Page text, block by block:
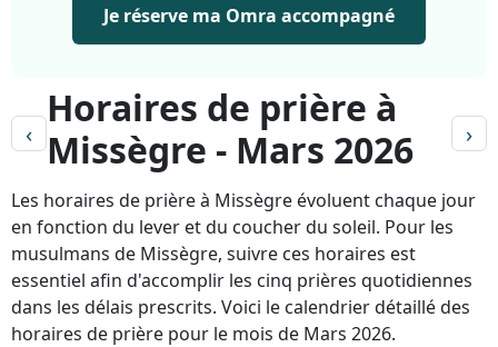
Je réserve ma Omra accompagné
‹
Horaires de prière à
Missègre - Mars 2026
›
Les horaires de prière à Missègre évoluent chaque jour
en fonction du lever et du coucher du soleil. Pour les
musulmans de Missègre, suivre ces horaires est
essentiel afin d'accomplir les cinq prières quotidiennes
dans les délais prescrits. Voici le calendrier détaillé des
horaires de prière pour le mois de Mars 2026.